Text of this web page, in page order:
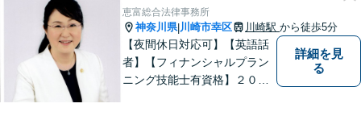
恵富総合法律事務所
神奈川県|川崎市幸区 川崎駅 から徒歩5分
【夜間休日対応可】【英語話
者】【フィナンシャルプラン
ニング技能士有資格】２０年
詳細を見
る